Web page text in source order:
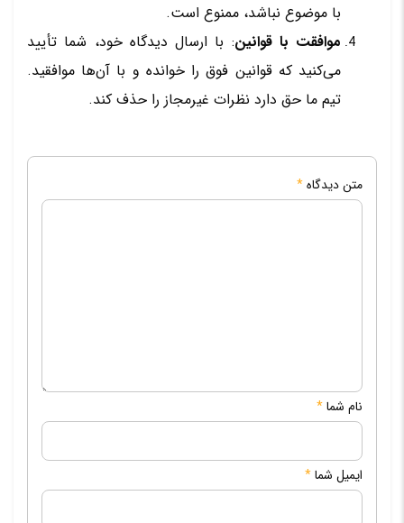
با موضوع نباشد، ممنوع است.
موافقت با قوانین: با ارسال دیدگاه خود، شما تأیید
می‌کنید که قوانین فوق را خوانده و با آن‌ها موافقید.
تیم ما حق دارد نظرات غیرمجاز را حذف کند.
متن دیدگاه*
نام شما*
ایمیل شما*